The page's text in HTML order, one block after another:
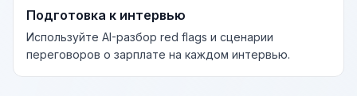
Подготовка к интервью
Используйте AI-разбор red flags и сценарии
переговоров о зарплате на каждом интервью.